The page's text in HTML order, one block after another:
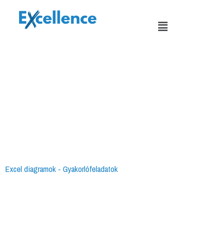
Menu
Excel diagramok - Gyakorlófeladatok